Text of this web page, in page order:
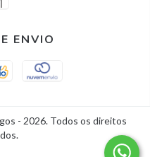
ENVIO
- 2026. Todos os direitos